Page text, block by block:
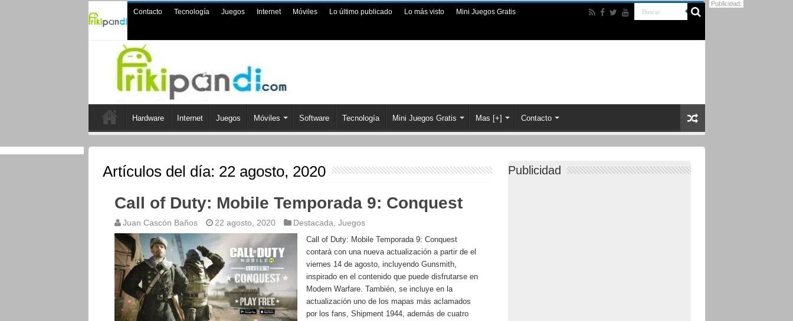
Contacto Tecnología Juegos Internet Móviles Lo último publicado Lo más visto Mini Juegos Gratis
Hardware Internet Juegos Móviles Software Tecnología Mini Juegos Gratis Mas [+] Contacto
Artículos del día: 22 agosto, 2020
Call of Duty: Mobile Temporada 9: Conquest
Juan Cascón Baños 22 agosto, 2020 Destacada Juegos
Call of Duty: Mobile Temporada 9: Conquest
contará con una nueva actualización a partir de el
viernes 14 de agosto, incluyendo Gunsmith,
inspirado en el contenido que puede disfrutarse en
Modern Warfare. También, se incluye en la
actualización uno de los mapas más aclamados
por los fans, Shipment 1944, además de cuatro
Publicidad
Publicidad: